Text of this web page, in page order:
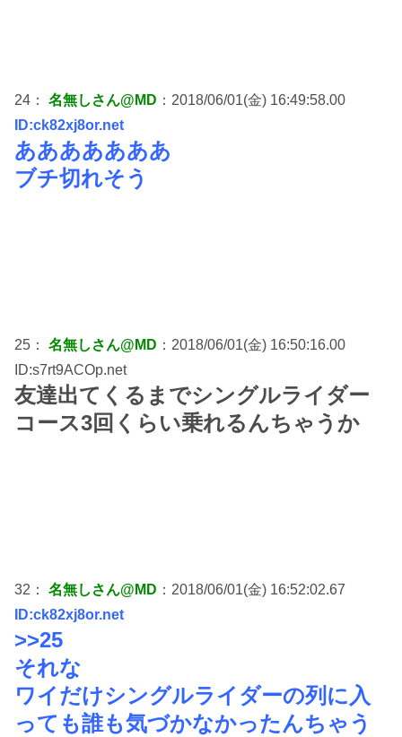
24： 名無しさん@MD ：2018/06/01(金) 16:49:58.00
ID:ck82xj8or.net
あああああああ
ブチ切れそう
25： 名無しさん@MD ：2018/06/01(金) 16:50:16.00
ID:s7rt9ACOp.net
友達出てくるまでシングルライダー
コース3回くらい乗れるんちゃうか
32： 名無しさん@MD ：2018/06/01(金) 16:52:02.67
ID:ck82xj8or.net
>>25
それな
ワイだけシングルライダーの列に入
っても誰も気づかなかったんちゃう